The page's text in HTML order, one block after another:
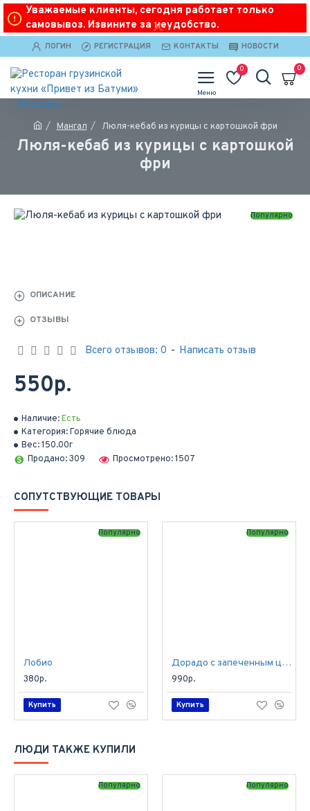
Уважаемые клиенты, сегодня работает только
самовывоз. Извините за неудобство.
ЛОГИН РЕГИСТРАЦИЯ КОНТАКТЫ НОВОСТИ
0 0
Мангал Люля-кебаб из курицы с картошкой фри
Люля-кебаб из курицы с картошкой
фри
Популярно
ОПИСАНИЕ
ОТЗЫВЫ
Наличие:Есть
Категория:Горячие блюда
Вес:150.00г
Продано: 309
Просмотрено: 1507
Всего отзывов: 0 - Написать отзыв
550р.
СОПУТСТВУЮЩИЕ ТОВАРЫ
Популярно
Лобио
380р.
Купить
Популярно
Дорадо с запеченным цукини
990р.
Купить
ЛЮДИ ТАКЖЕ КУПИЛИ
Популярно Популярно